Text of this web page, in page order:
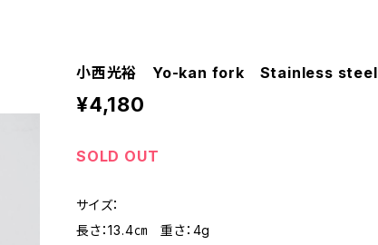
小西光裕 Yo-kan fork Stainless steel
¥4,180
SOLD OUT
サイズ：
長さ：13.4㎝ 重さ：4g